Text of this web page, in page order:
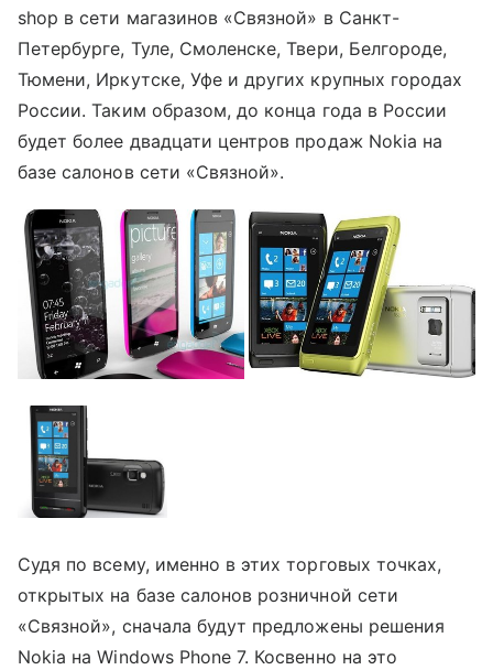
shop в сети магазинов «Связной» в Санкт-
Петербурге, Туле, Смоленске, Твери, Белгороде,
Тюмени, Иркутске, Уфе и других крупных городах
России. Таким образом, до конца года в России
будет более двадцати центров продаж Nokia на
базе салонов сети «Связной».
Судя по всему, именно в этих торговых точках,
открытых на базе салонов розничной сети
«Связной», сначала будут предложены решения
Nokia на Windows Phone 7. Косвенно на это